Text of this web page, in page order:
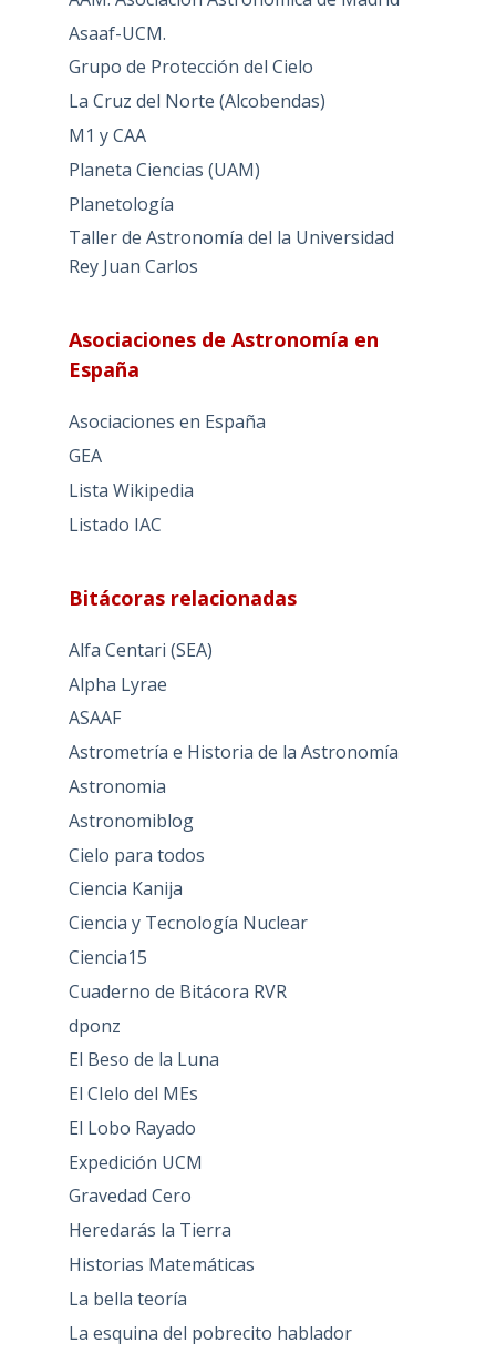
Asaaf-UCM.
Grupo de Protección del Cielo
La Cruz del Norte (Alcobendas)
M1 y CAA
Planeta Ciencias (UAM)
Planetología
Taller de Astronomía del la Universidad
Rey Juan Carlos
Asociaciones de Astronomía en
España
Asociaciones en España
GEA
Lista Wikipedia
Listado IAC
Bitácoras relacionadas
Alfa Centari (SEA)
Alpha Lyrae
ASAAF
Astrometría e Historia de la Astronomía
Astronomia
Astronomiblog
Cielo para todos
Ciencia Kanija
Ciencia y Tecnología Nuclear
Ciencia15
Cuaderno de Bitácora RVR
dponz
El Beso de la Luna
El CIelo del MEs
El Lobo Rayado
Expedición UCM
Gravedad Cero
Heredarás la Tierra
Historias Matemáticas
La bella teoría
La esquina del pobrecito hablador